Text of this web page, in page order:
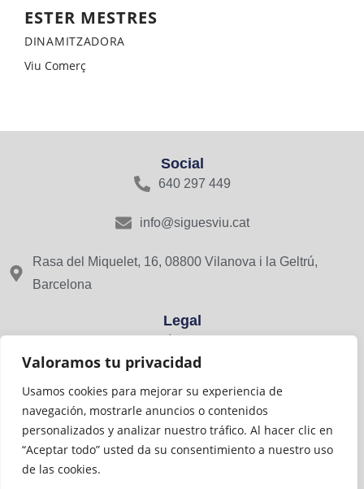
Valoramos tu privacidad
Usamos cookies para mejorar su experiencia de
navegación, mostrarle anuncios o contenidos
personalizados y analizar nuestro tráfico. Al hacer clic en
“Aceptar todo” usted da su consentimiento a nuestro uso
de las cookies.
ESTER MESTRES
DINAMITZADORA
Viu Comerç
Social
640 297 449
info@siguesviu.cat
Rasa del Miquelet, 16, 08800 Vilanova i la Geltrú,
Barcelona
Legal
Cookies
Viu Comerç amb el suport de: